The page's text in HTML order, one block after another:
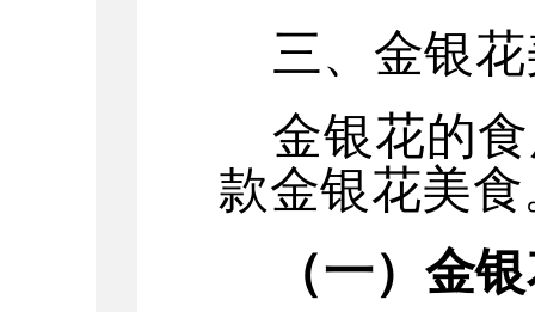
三、 金银
金银花的
款金银花美食
（一） 金